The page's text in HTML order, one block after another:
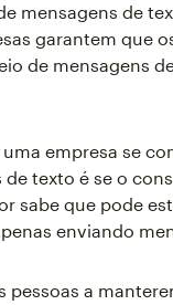
mensagens de
garantem que
de mensagens
empresa se
de texto é se o
sabe que pode
enviando
pessoas a